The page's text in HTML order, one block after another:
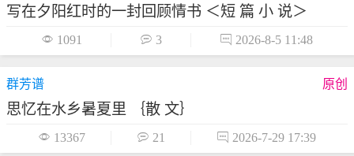
写在夕阳红时的一封回顾情书 ＜短 篇 小 说＞
 1091  3  2026-8-5 11:48
群芳谱 原创
思忆在水乡暑夏里 ｛散 文｝
 13367  21  2026-7-29 17:39